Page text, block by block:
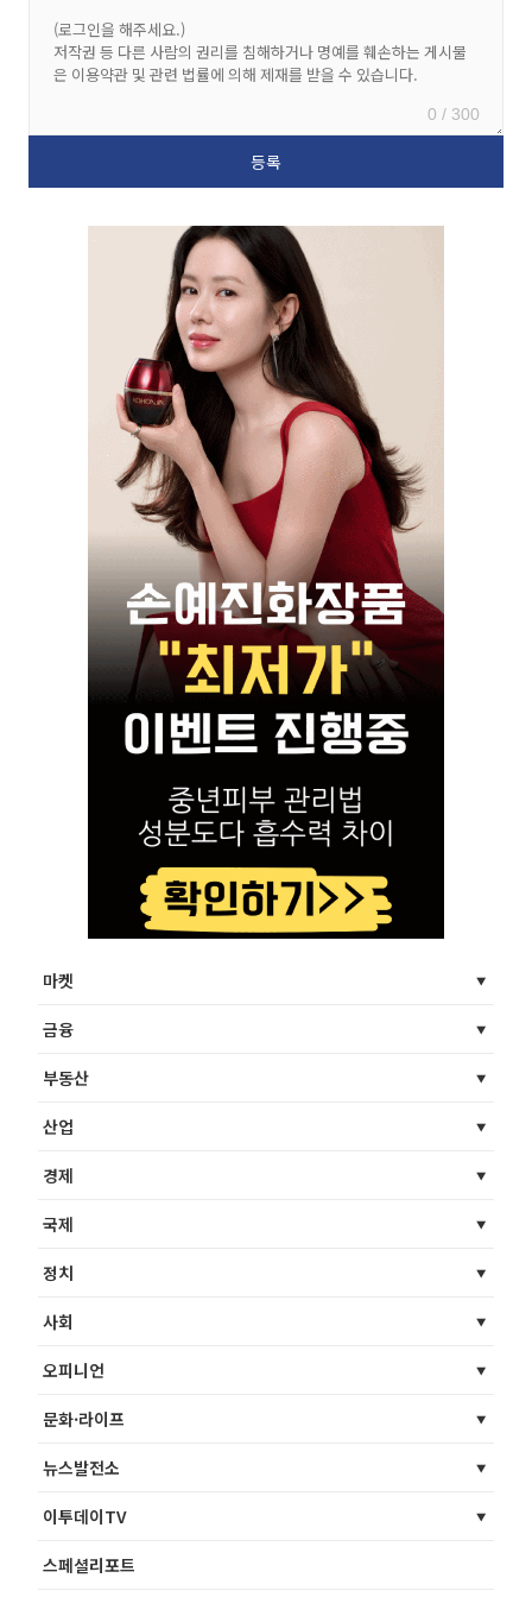
0 / 300
마켓
금융
부동산
산업
경제
국제
정치
사회
오피니언
문화·라이프
뉴스발전소
이투데이TV
스페셜리포트